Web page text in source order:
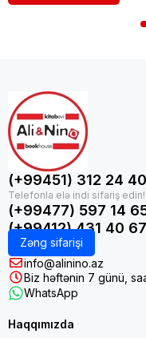
(+99451) 312 24 40
(+99477) 597 14
(+99412) 431 40 67
Zəng sifarişi
info@alinino.az
Biz həftənin 7 günü,
WhatsApp
Haqqımızda